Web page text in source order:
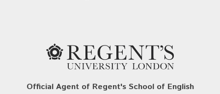
Official Agent of Regent's School of English